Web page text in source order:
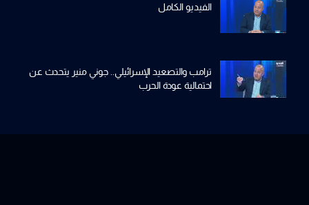
الفيديو الكامل
ترامب والتصعيد الإسرائيلي.. جوني منير يتحدث عن
احتمالية عودة الحرب